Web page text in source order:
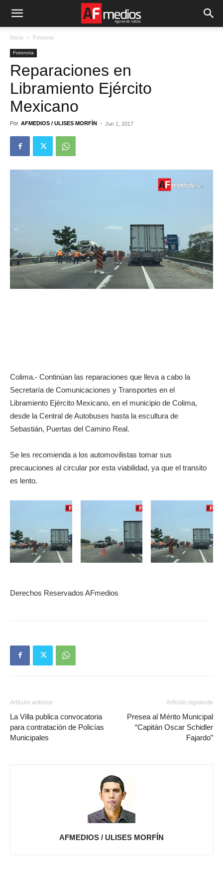
Inicio Fotonota
Fotonota
Reparaciones en
Libramiento Ejército
Mexicano
Por AFMEDIOS / ULISES MORFÍN - Jun 1, 2017
Colima.- Continúan las reparaciones que lleva a cabo la
Secretaría de Comunicaciones y Transportes en el
Libramiento Ejército Mexicano, en el municipio de Colima,
desde la Central de Autobuses hasta la escultura de
Sebastián, Puertas del Camino Real.
Se les recomienda a los automovilistas tomar sus
precauciones al circular por esta viabilidad, ya que el transito
es lento.
Derechos Reservados AFmedios
Artículo anterior
La Villa publica convocatoria
para contratación de Policías
Municipales
Artículo siguiente
Presea al Mérito Municipal
“Capitán Oscar Schidler
Fajardo”
AFMEDIOS / ULISES MORFÍN